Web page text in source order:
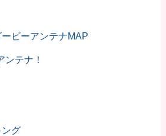
ビーアンテナMAP
ンテナ！
ング